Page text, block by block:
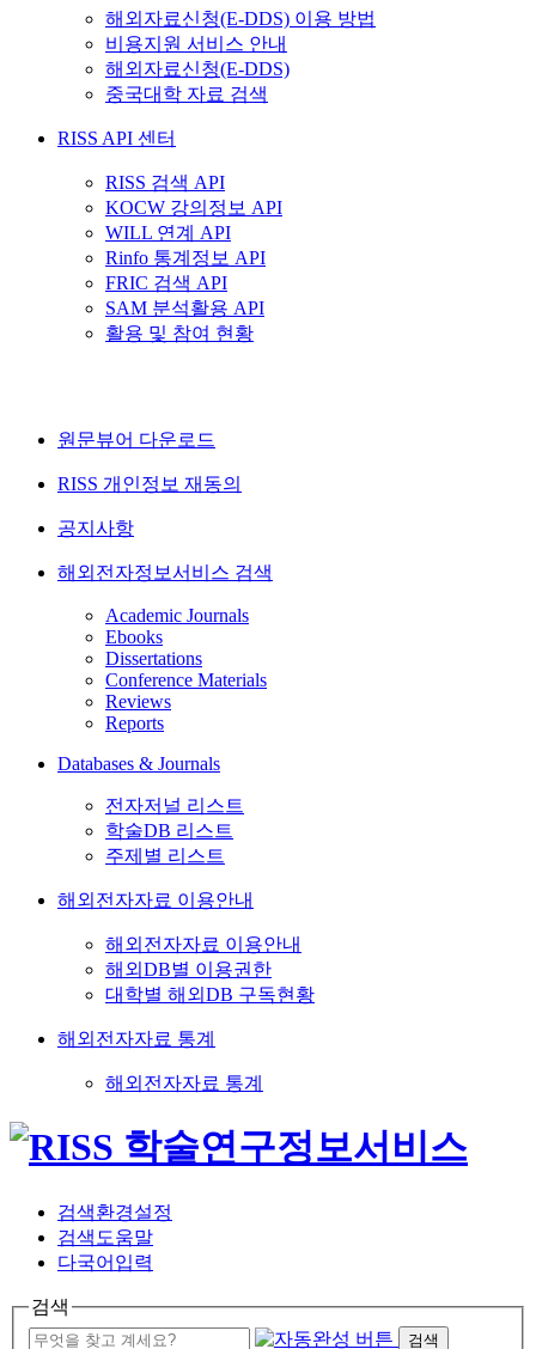
해외자료신청(E-DDS) 이용 방법
비용지원 서비스 안내
해외자료신청(E-DDS)
중국대학 자료 검색
RISS API 센터
RISS 검색 API
KOCW 강의정보 API
WILL 연계 API
Rinfo 통계정보 API
FRIC 검색 API
SAM 분석활용 API
활용 및 참여 현황
원문뷰어 다운로드
RISS 개인정보 재동의
공지사항
해외전자정보서비스 검색
Academic Journals
Ebooks
Dissertations
Conference Materials
Reviews
Reports
Databases & Journals
전자저널 리스트
학술DB 리스트
주제별 리스트
해외전자자료 이용안내
해외전자자료 이용안내
해외DB별 이용권한
대학별 해외DB 구독현황
해외전자자료 통계
해외전자자료 통계
검색환경설정
검색도움말
다국어입력
검색
검색